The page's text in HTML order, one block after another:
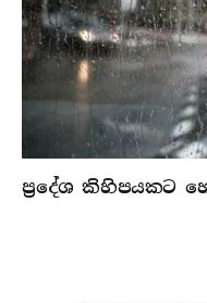
ප්‍රදේශ කිහිපයකට